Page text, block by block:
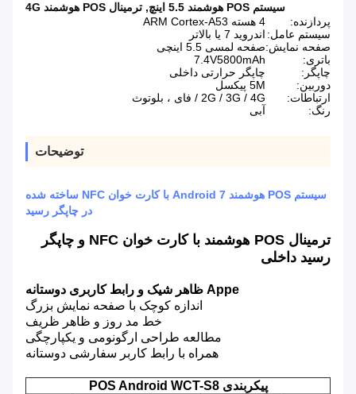
سیستم POS هوشمند 5.5 اینچ
, ترمینال POS هوشمند 4G
پردازنده:
4 هسته ARM Cortex-A53
سیستم عامل: اندروید 7 یا بالاتر
صفحه نمایش:صفحه لمسی 5.5 اینچی
باتری:
7.4V5800mAh
چاپگر:
چاپگر حرارتی داخلی
دوربین:
5M پیکسل
ارتباطات:
2G / 3G / 4G / فای ، بلوتوث
رنگ:
آبی
توضیحات
سیستم POS هوشمند Android 7 با کارت خوان NFC ساخته شده
در چاپگر رسید
ترمینال POS هوشمند با کارت خوان NFC و چاپگر
رسید داخلی
Appe ظاهر شیک و رابط کاربری دوستانه
اندازه کوچک با صفحه نمایش بزرگ
خط مد روز و ظاهر ظریف
مطالعه طراحی ارگونومی و یکپارچگی
همراه با رابط کاربر سفارشی دوستانه
پیکربندی POS Android WCT-S8